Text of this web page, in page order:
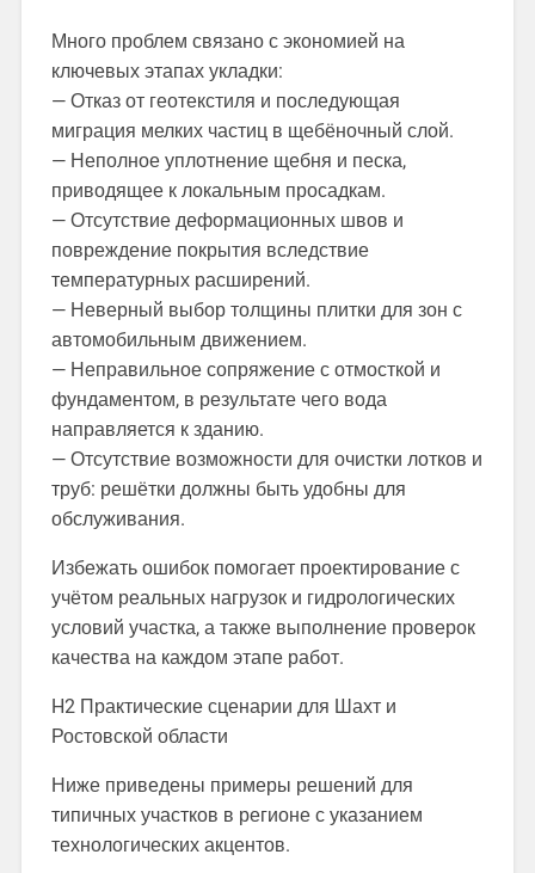
Много проблем связано с экономией на
ключевых этапах укладки:
— Отказ от геотекстиля и последующая
миграция мелких частиц в щебёночный слой.
— Неполное уплотнение щебня и песка,
приводящее к локальным просадкам.
— Отсутствие деформационных швов и
повреждение покрытия вследствие
температурных расширений.
— Неверный выбор толщины плитки для зон с
автомобильным движением.
— Неправильное сопряжение с отмосткой и
фундаментом, в результате чего вода
направляется к зданию.
— Отсутствие возможности для очистки лотков и
труб: решётки должны быть удобны для
обслуживания.
Избежать ошибок помогает проектирование с
учётом реальных нагрузок и гидрологических
условий участка, а также выполнение проверок
качества на каждом этапе работ.
H2 Практические сценарии для Шахт и
Ростовской области
Ниже приведены примеры решений для
типичных участков в регионе с указанием
технологических акцентов.